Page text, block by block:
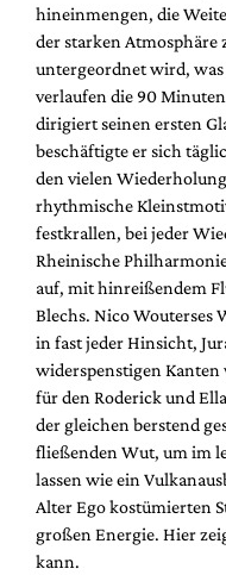
hineinmengen, die
der starken
untergeordnet wird,
verlaufen die 90
dirigiert seinen ersten
beschäftigte er sich
den vielen
rhythmische
festkrallen, bei jeder
Rheinische
auf, mit hinreißendem
Blechs. Nico Wouterses
in fast jeder Hinsicht,
widerspenstigen Kanten
für den Roderick und
der gleichen berstend
fließenden Wut, um im
lassen wie ein
Alter Ego kostümierten
großen Energie. Hier
kann.